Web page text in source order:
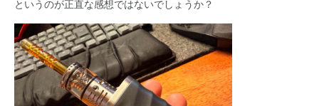
というのが正直な感想ではないでしょうか？